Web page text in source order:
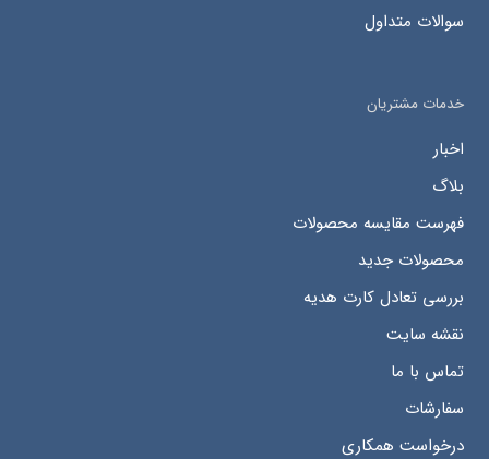
سوالات متداول
خدمات مشتریان
اخبار
بلاگ
فهرست مقایسه محصولات
محصولات جدید
بررسی تعادل کارت هدیه
نقشه سایت
تماس با ما
سفارشات
درخواست همکاری